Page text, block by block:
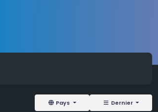
Dernier
Pays